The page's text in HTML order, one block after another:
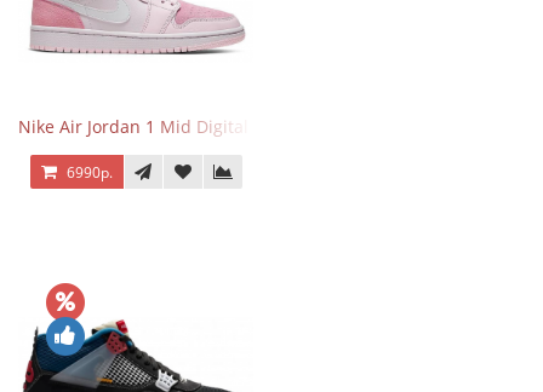
Nike Air Jordan 1 Mid Digital Pink
6990р.